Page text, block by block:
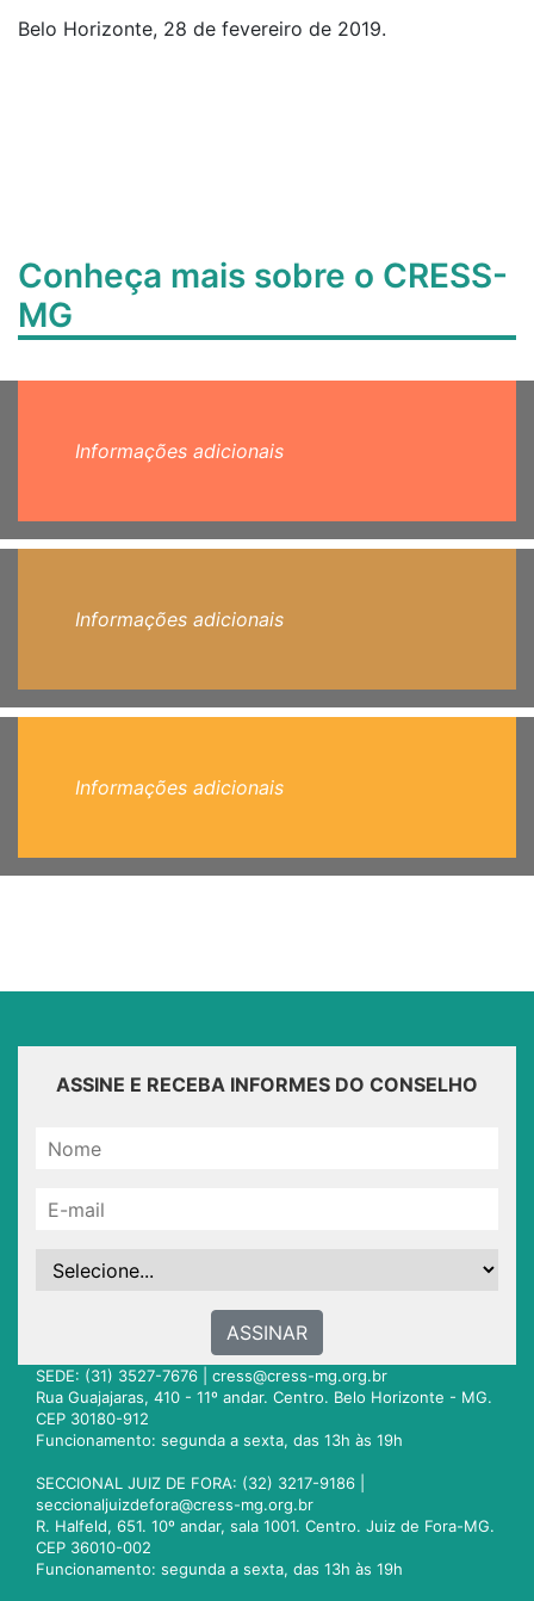
Belo Horizonte, 28 de fevereiro de 2019.
Conheça mais sobre o CRESS-
MG
Informações adicionais
Informações adicionais
Informações adicionais
ASSINE E RECEBA INFORMES DO CONSELHO
ASSINAR
SEDE: (31) 3527-7676 | cress@cress-mg.org.br
Rua Guajajaras, 410 - 11º andar. Centro. Belo Horizonte - MG.
CEP 30180-912
Funcionamento: segunda a sexta, das 13h às 19h
SECCIONAL JUIZ DE FORA: (32) 3217-9186 |
seccionaljuizdefora@cress-mg.org.br
R. Halfeld, 651. 10º andar, sala 1001. Centro. Juiz de Fora-MG.
CEP 36010-002
Funcionamento: segunda a sexta, das 13h às 19h